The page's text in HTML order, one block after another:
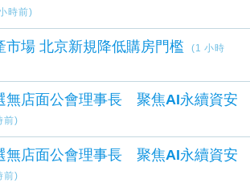
時前)
提振房地產市場 北京新規降低購房門檻
(1 小時
無店面公會理事長 聚焦AI永續資安
前)
無店面公會理事長 聚焦AI永續資安
前)